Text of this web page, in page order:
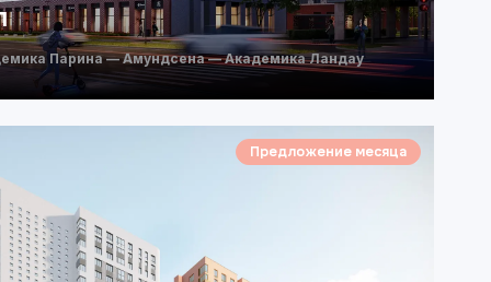
Парина — Амундсена — Академика Ландау
Предложение месяца